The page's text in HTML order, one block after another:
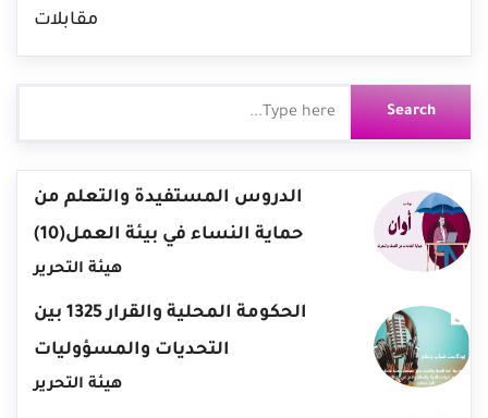
مقابلات
الدروس المستفيدة والتعلم من
حماية النساء في بيئة العمل(10)
هيئة التحرير
الحكومة المحلية والقرار 1325 بين
التحديات والمسؤوليات
هيئة التحرير